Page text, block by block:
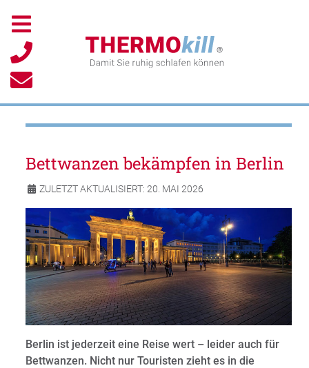
Bettwanzen bekämpfen in Berlin
ZULETZT AKTUALISIERT: 20. MAI 2026
Berlin ist jederzeit eine Reise wert – leider auch für
Bettwanzen. Nicht nur Touristen zieht es in die